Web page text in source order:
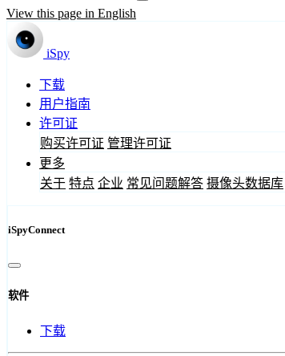
View this page in English
iSpy
下载
用户指南
许可证
购买许可证 管理许可证
更多
关于 特点 企业 常见问题解答 摄像头数据库
iSpyConnect
软件
下载